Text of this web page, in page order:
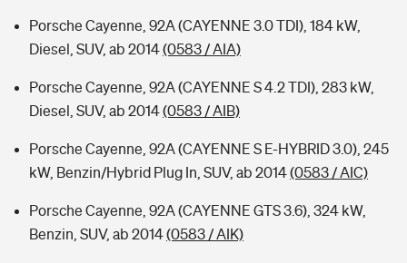
Porsche Cayenne, 92A (CAYENNE 3.0 TDI), 184 kW,
Diesel, SUV, ab 2014(0583 / AIA)
Porsche Cayenne, 92A (CAYENNE S 4.2 TDI), 283 kW,
Diesel, SUV, ab 2014(0583 / AIB)
Porsche Cayenne, 92A (CAYENNE S E-HYBRID 3.0), 245
kW, Benzin/Hybrid Plug In, SUV, ab 2014(0583 / AIC)
Porsche Cayenne, 92A (CAYENNE GTS 3.6), 324 kW,
Benzin, SUV, ab 2014(0583 / AIK)